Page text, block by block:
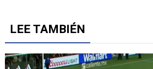
LEE TAMBIÉN